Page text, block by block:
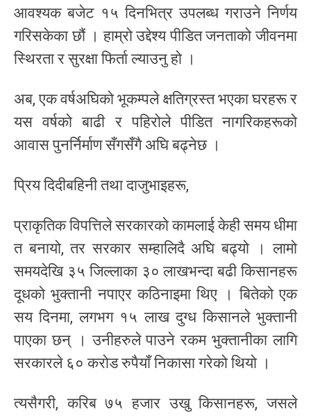
आवश्यक बजेट १५ दिनभित्र उपलब्ध गराउने निर्णय
गरिसकेका छौं । हाम्रो उद्देश्य पीडित जनताको जीवनमा
स्थिरता र सुरक्षा फिर्ता ल्याउनु हो ।
अब, एक वर्षअघिको भूकम्पले क्षतिग्रस्त भएका घरहरू र
यस वर्षको बाढी र पहिरोले पीडित नागरिकहरूको
आवास पुनर्निर्माण सँगसँगै अघि बढ्नेछ ।
प्रिय दिदीबहिनी तथा दाजुभाइहरू,
प्राकृतिक विपत्तिले सरकारको कामलाई केही समय धीमा
त बनायो, तर सरकार सम्हालिदै अघि बढ्यो । लामो
समयदेखि ३५ जिल्लाका ३० लाखभन्दा बढी किसानहरू
दूधको भुक्तानी नपाएर कठिनाइमा थिए । बितेको एक
सय दिनमा, लगभग १५ लाख दुग्ध किसानले भुक्तानी
पाएका छन् । उनीहरुले पाउने रकम भुक्तानीका लागि
सरकारले ६० करोड रुपैयाँ निकासा गरेको थियो ।
त्यसैगरी, करिब ७५ हजार उखु किसानहरू, जसले